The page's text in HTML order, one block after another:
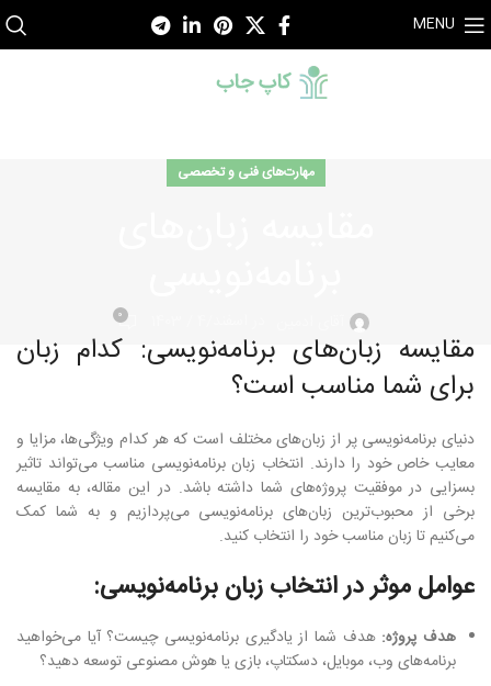
MENU
مهارت‌های فنی و تخصصی
0
مقایسه زبان‌های برنامه‌نویسی: کدام زبان
برای شما مناسب است؟
دنیای برنامه‌نویسی پر از زبان‌های مختلف است که هر کدام ویژگی‌ها، مزایا و
معایب خاص خود را دارند. انتخاب زبان برنامه‌نویسی مناسب می‌تواند تاثیر
بسزایی در موفقیت پروژه‌های شما داشته باشد. در این مقاله، به مقایسه
برخی از محبوب‌ترین زبان‌های برنامه‌نویسی می‌پردازیم و به شما کمک
می‌کنیم تا زبان مناسب خود را انتخاب کنید.
عوامل موثر در انتخاب زبان برنامه‌نویسی:
هدف پروژه: هدف شما از یادگیری برنامه‌نویسی چیست؟ آیا می‌خواهید
برنامه‌های وب، موبایل، دسکتاپ، بازی یا هوش مصنوعی توسعه دهید؟